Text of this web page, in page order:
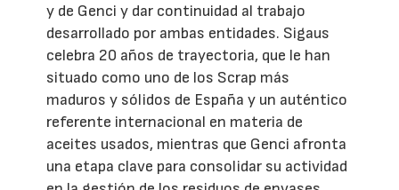
y de Genci y dar continuidad al trabajo
desarrollado por ambas entidades. Sigaus
celebra 20 años de trayectoria, que le han
situado como uno de los Scrap más
maduros y sólidos de España y un auténtico
referente internacional en materia de
aceites usados, mientras que Genci afronta
una etapa clave para consolidar su actividad